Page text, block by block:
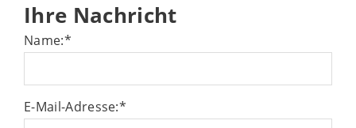
Ihre Nachricht
Name:*
E-Mail-Adresse:*